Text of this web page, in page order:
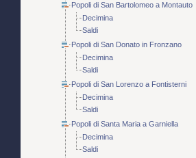
Popoli di San Bartolomeo a Montauto
Decimina
Saldi
Popoli di San Donato in Fronzano
Decimina
Saldi
Popoli di San Lorenzo a Fontisterni
Decimina
Saldi
Popoli di Santa Maria a Garniella
Decimina
Saldi